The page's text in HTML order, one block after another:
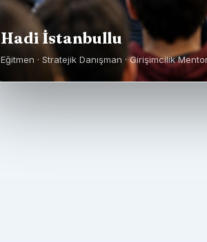
Hadi İstanbullu
Eğitmen · Stratejik Danışman · Girişimcilik